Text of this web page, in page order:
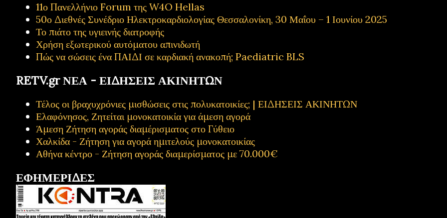
11ο Πανελλήνιο Forum της W4O Hellas
50ο Διεθνές Συνέδριο Ηλεκτροκαρδιολογίας Θεσσαλονίκη, 30 Μαΐου – 1 Ιουνίου 2025
Το πιάτο της υγιεινής διατροφής
Χρήση εξωτερικού αυτόματου απινιδωτή
Πώς να σώσεις ένα ΠΑΙΔΙ σε καρδιακή ανακοπή; Paediatric BLS
RETV.gr ΝΕΑ - ΕΙΔΗΣΕΙΣ ΑΚΙΝΗΤΩΝ
Τέλος οι βραχυχρόνιες μισθώσεις στις πολυκατοικίες; | ΕΙΔΗΣΕΙΣ ΑΚΙΝΗΤΩΝ
Ελαφόνησος, Ζητείται μονοκατοικία για άμεση αγορά
Άμεση Ζήτηση αγοράς διαμέρισματος στο Γύθειο
Χαλκίδα - Ζήτηση για αγορά ημιτελούς μονοκατοικίας
Αθήνα κέντρο - Ζήτηση αγοράς διαμερίσματος με 70.000€
ΕΦΗΜΕΡΙΔΕΣ